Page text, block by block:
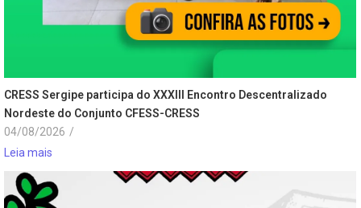
CRESS Sergipe participa do XXXIII Encontro Descentralizado
Nordeste do Conjunto CFESS-CRESS
04/08/2026 /
Leia mais